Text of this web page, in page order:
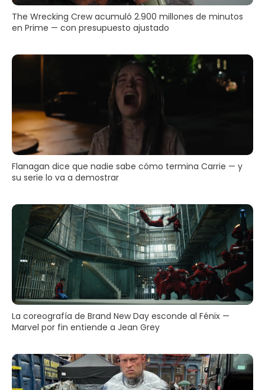
The Wrecking Crew acumuló 2.900 millones de minutos
en Prime — con presupuesto ajustado
Flanagan dice que nadie sabe cómo termina Carrie — y
su serie lo va a demostrar
La coreografía de Brand New Day esconde al Fénix —
Marvel por fin entiende a Jean Grey